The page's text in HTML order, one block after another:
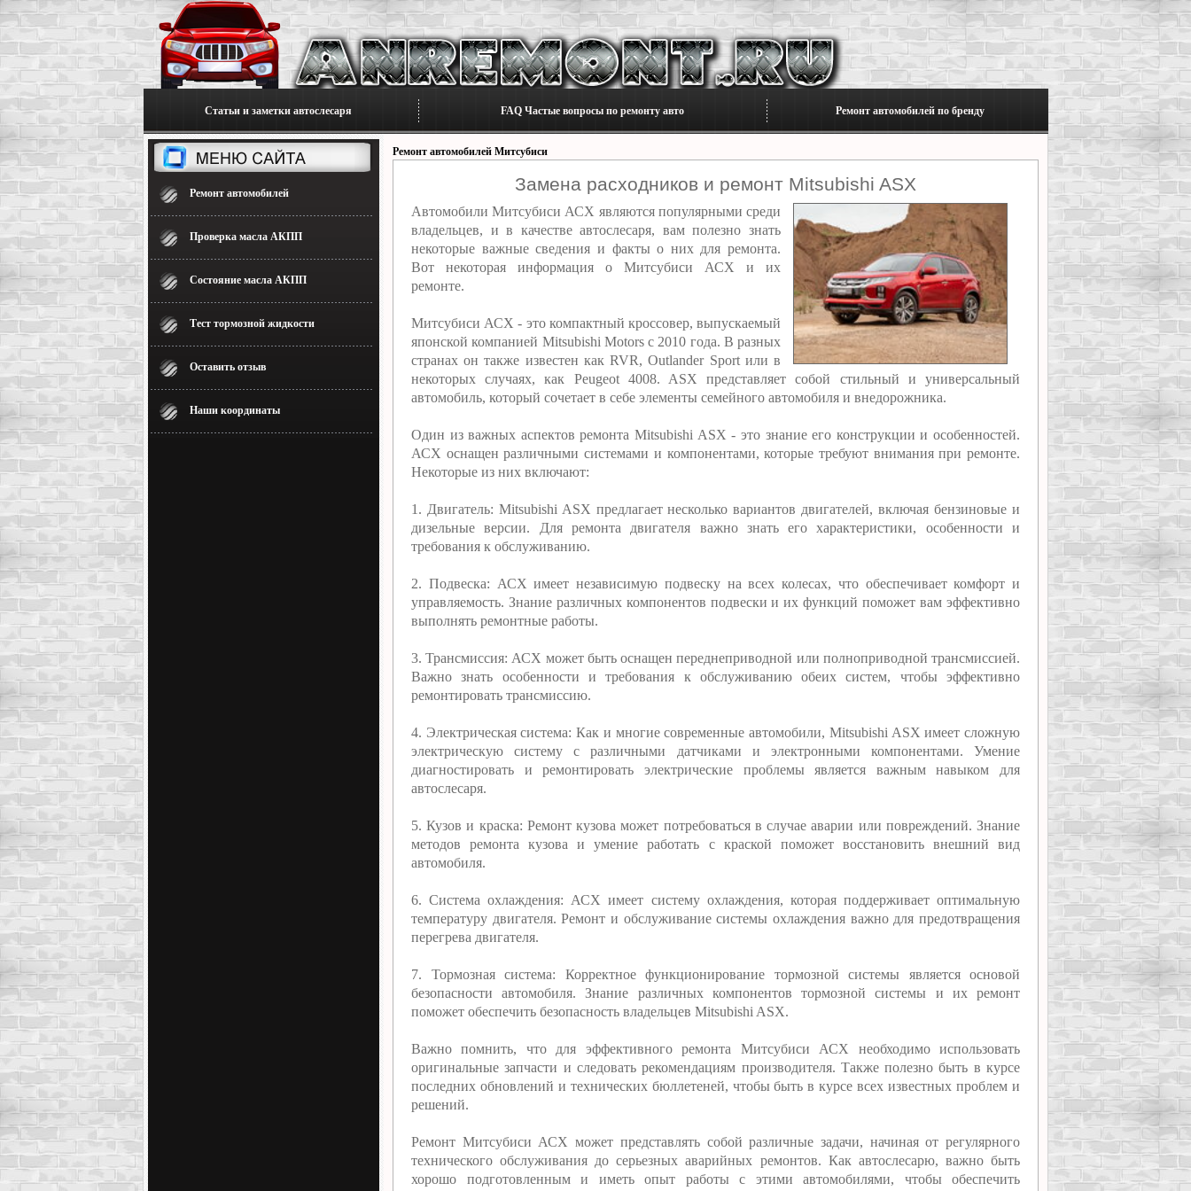
Статьи и заметки автослесаря FAQ Частые вопросы по ремонту авто Ремонт автомобилей по бренду
Ремонт автомобилей
Проверка масла АКПП
Состояние масла АКПП
Тест тормозной жидкости
Оставить отзыв
Наши координаты
Ремонт автомобилей Митсубиси
Замена расходников и ремонт Mitsubishi ASX
Автомобили Митсубиси АСХ являются популярными среди
владельцев, и в качестве автослесаря, вам полезно знать
некоторые важные сведения и факты о них для ремонта.
Вот некоторая информация о Митсубиси АСХ и их
ремонте.
Митсубиси АСХ - это компактный кроссовер, выпускаемый
японской компанией Mitsubishi Motors с 2010 года. В разных
странах он также известен как RVR, Outlander Sport или в
некоторых случаях, как Peugeot 4008. ASX представляет собой стильный и универсальный
автомобиль, который сочетает в себе элементы семейного автомобиля и внедорожника.
Один из важных аспектов ремонта Mitsubishi ASX - это знание его конструкции и особенностей.
АСХ оснащен различными системами и компонентами, которые требуют внимания при ремонте.
Некоторые из них включают:
1. Двигатель: Mitsubishi ASX предлагает несколько вариантов двигателей, включая бензиновые и
дизельные версии. Для ремонта двигателя важно знать его характеристики, особенности и
требования к обслуживанию.
2. Подвеска: АСХ имеет независимую подвеску на всех колесах, что обеспечивает комфорт и
управляемость. Знание различных компонентов подвески и их функций поможет вам эффективно
выполнять ремонтные работы.
3. Трансмиссия: АСХ может быть оснащен переднеприводной или полноприводной трансмиссией.
Важно знать особенности и требования к обслуживанию обеих систем, чтобы эффективно
ремонтировать трансмиссию.
4. Электрическая система: Как и многие современные автомобили, Mitsubishi ASX имеет сложную
электрическую систему с различными датчиками и электронными компонентами. Умение
диагностировать и ремонтировать электрические проблемы является важным навыком для
автослесаря.
5. Кузов и краска: Ремонт кузова может потребоваться в случае аварии или повреждений. Знание
методов ремонта кузова и умение работать с краской поможет восстановить внешний вид
автомобиля.
6. Система охлаждения: АСХ имеет систему охлаждения, которая поддерживает оптимальную
температуру двигателя. Ремонт и обслуживание системы охлаждения важно для предотвращения
перегрева двигателя.
7. Тормозная система: Корректное функционирование тормозной системы является основой
безопасности автомобиля. Знание различных компонентов тормозной системы и их ремонт
поможет обеспечить безопасность владельцев Mitsubishi ASX.
Важно помнить, что для эффективного ремонта Митсубиси АСХ необходимо использовать
оригинальные запчасти и следовать рекомендациям производителя. Также полезно быть в курсе
последних обновлений и технических бюллетеней, чтобы быть в курсе всех известных проблем и
решений.
Ремонт Митсубиси АСХ может представлять собой различные задачи, начиная от регулярного
технического обслуживания до серьезных аварийных ремонтов. Как автослесарю, важно быть
хорошо подготовленным и иметь опыт работы с этими автомобилями, чтобы обеспечить